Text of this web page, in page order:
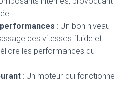
: Un bon niveau
des vitesses fluide et
les performances du
: Un moteur qui fonctionne